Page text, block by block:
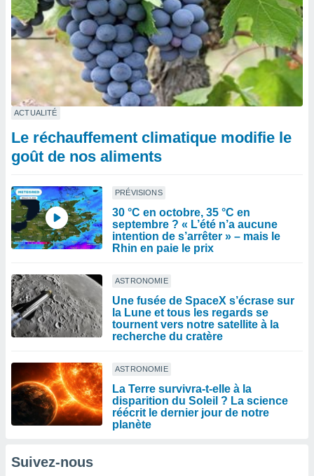
ACTUALITÉ
Le réchauffement climatique modifie le
goût de nos aliments
PRÉVISIONS
30 °C en octobre, 35 °C en
septembre ? « L’été n’a aucune
intention de s’arrêter » – mais le
Rhin en paie le prix
ASTRONOMIE
Une fusée de SpaceX s’écrase sur
la Lune et tous les regards se
tournent vers notre satellite à la
recherche du cratère
ASTRONOMIE
La Terre survivra-t-elle à la
disparition du Soleil ? La science
réécrit le dernier jour de notre
planète
Suivez-nous